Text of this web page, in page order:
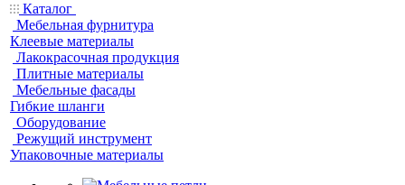
Каталог
Мебельная фурнитура
Клеевые материалы
Лакокрасочная продукция
Плитные материалы
Мебельные фасады
Гибкие шланги
Оборудование
Режущий инструмент
Упаковочные материалы